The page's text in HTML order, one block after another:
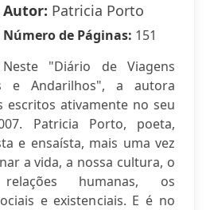
Autor: Patricia Porto
Número de Páginas: 151
Neste "Diário de Viagens
e Andarilhos", a autora
escritos ativamente no seu
Patricia Porto, poeta,
e ensaísta, mais uma vez
a vida, a nossa cultura, o
humanas, os
e existenciais. E é no